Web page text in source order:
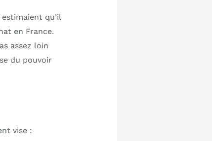
qu’il
en France.
assez loin
du pouvoir
vise :